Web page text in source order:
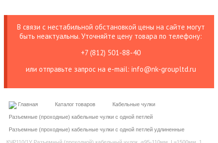
В связи с нестабильной обстановкой цены на сайте могут
быть неактуальны. Уточняйте цену товара по телефону:
+7 (812) 501-88-40
или отправьте запрос на е-mail: info@nk-groupltd.ru
Главная Каталог товаров Кабельные чулки
Разъемные (проходные) кабельные чулки с одной петлей
Разъемные (проходные) кабельные чулки с одной петлей удлиненные